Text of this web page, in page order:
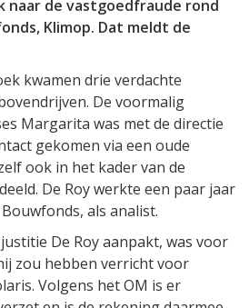
naar de vastgoedfraude rond
Klimop. Dat meldt de
kwamen drie verdachte
De voormalig
Margarita was met de directie
gekomen via een oude
ook in het kader van de
De Roy werkte een paar jaar
als analist.
De Roy aanpakt, was voor
zou hebben verricht voor
Volgens het OM is er